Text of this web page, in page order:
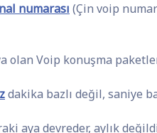
numarası (Çin voip
olan Voip konuşma
dakika bazlı değil, saniye
aya devreder, aylık